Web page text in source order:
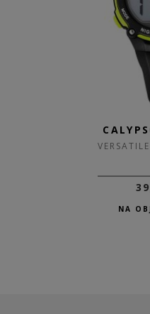
NA